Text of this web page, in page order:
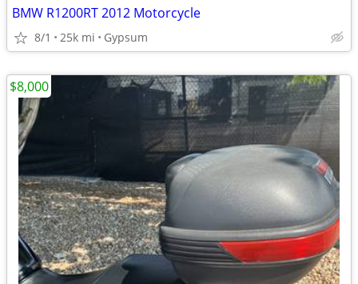
BMW R1200RT 2012 Motorcycle
8/1 25k mi Gypsum
$8,000